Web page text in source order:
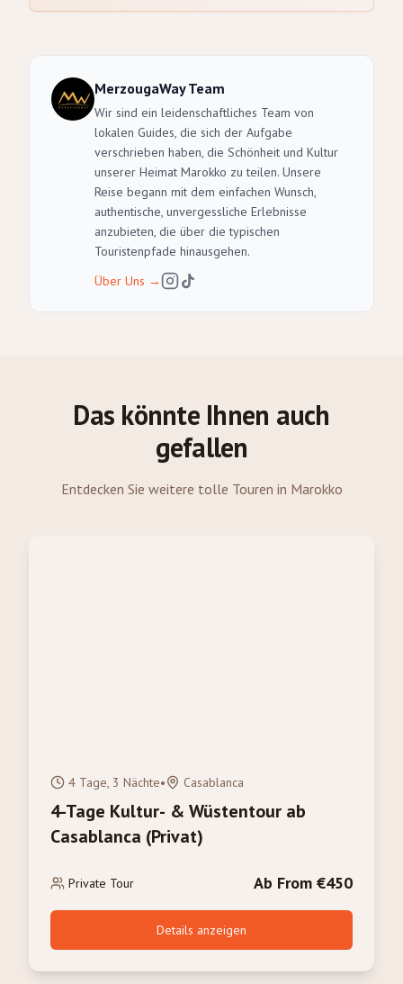
MerzougaWay Team
Wir sind ein leidenschaftliches Team von
lokalen Guides, die sich der Aufgabe
verschrieben haben, die Schönheit und Kultur
unserer Heimat Marokko zu teilen. Unsere
Reise begann mit dem einfachen Wunsch,
authentische, unvergessliche Erlebnisse
anzubieten, die über die typischen
Touristenpfade hinausgehen.
Über Uns →
Das könnte Ihnen auch
gefallen
Entdecken Sie weitere tolle Touren in Marokko
4 Tage, 3 Nächte• Casablanca
4-Tage Kultur- & Wüstentour ab
Casablanca (Privat)
Private Tour Ab From €450
Details anzeigen